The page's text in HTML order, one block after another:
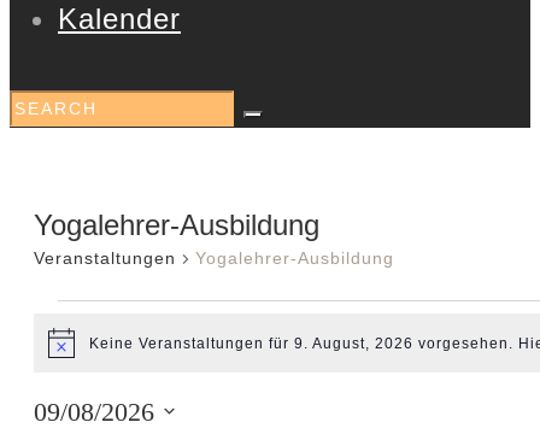
Kalender
Yogalehrer-Ausbildung
Veranstaltungen Yogalehrer-Ausbildung
HinweisKeine Veranstaltungen für 9. August, 2026 vorgesehen.
09/08/2026